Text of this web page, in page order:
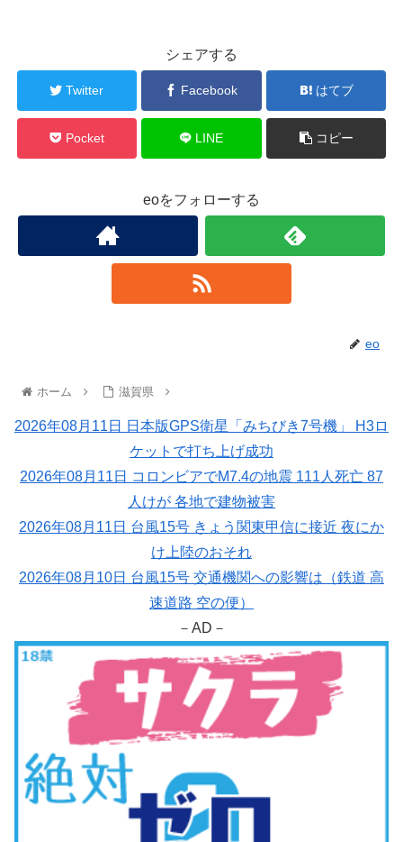
シェアする
Twitter Facebook はてブ
Pocket LINE コピー
eoをフォローする
eo
ホーム 滋賀県
2026年08月11日 日本版GPS衛星「みちびき7号機」 H3ロ
ケットで打ち上げ成功
2026年08月11日 コロンビアでM7.4の地震 111人死亡 87
人けが 各地で建物被害
2026年08月11日 台風15号 きょう関東甲信に接近 夜にか
け上陸のおそれ
2026年08月10日 台風15号 交通機関への影響は（鉄道 高
速道路 空の便）
－AD－